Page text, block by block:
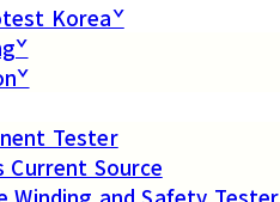
Koreaˇ
Tester
Current Source